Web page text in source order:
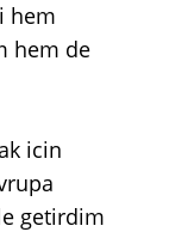
hem
hem de
icin
getirdim